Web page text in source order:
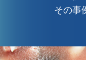
その事